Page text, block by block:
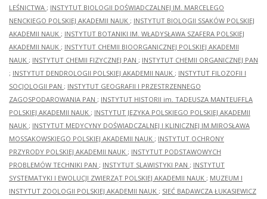
LEŚNICTWA ; INSTYTUT BIOLOGII DOŚWIADCZALNEJ IM. MARCELEGO
NENCKIEGO POLSKIEJ AKADEMII NAUK ; INSTYTUT BIOLOGII SSAKÓW POLSKIEJ
AKADEMII NAUK ; INSTYTUT BOTANIKI IM. WŁADYSŁAWA SZAFERA POLSKIEJ
AKADEMII NAUK ; INSTYTUT CHEMII BIOORGANICZNEJ POLSKIEJ AKADEMII
NAUK ; INSTYTUT CHEMII FIZYCZNEJ PAN ; INSTYTUT CHEMII ORGANICZNEJ PAN
; INSTYTUT DENDROLOGII POLSKIEJ AKADEMII NAUK ; INSTYTUT FILOZOFII I
SOCJOLOGII PAN ; INSTYTUT GEOGRAFII I PRZESTRZENNEGO
ZAGOSPODAROWANIA PAN ; INSTYTUT HISTORII im. TADEUSZA MANTEUFFLA
POLSKIEJ AKADEMII NAUK ; INSTYTUT JĘZYKA POLSKIEGO POLSKIEJ AKADEMII
NAUK ; INSTYTUT MEDYCYNY DOŚWIADCZALNEJ I KLINICZNEJ IM.MIROSŁAWA
MOSSAKOWSKIEGO POLSKIEJ AKADEMII NAUK ; INSTYTUT OCHRONY
PRZYRODY POLSKIEJ AKADEMII NAUK ; INSTYTUT PODSTAWOWYCH
PROBLEMÓW TECHNIKI PAN ; INSTYTUT SLAWISTYKI PAN ; INSTYTUT
SYSTEMATYKI I EWOLUCJI ZWIERZĄT POLSKIEJ AKADEMII NAUK ; MUZEUM I
INSTYTUT ZOOLOGII POLSKIEJ AKADEMII NAUK ; SIEĆ BADAWCZA ŁUKASIEWICZ